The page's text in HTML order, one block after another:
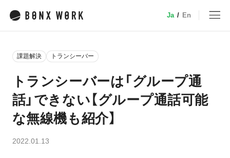
サービス
業種別ソリューション
Ja / En
課題解決 トランシーバー
トランシーバーは「グループ通
話」できない【グループ通話可能
な無線機も紹介】
2022.01.13